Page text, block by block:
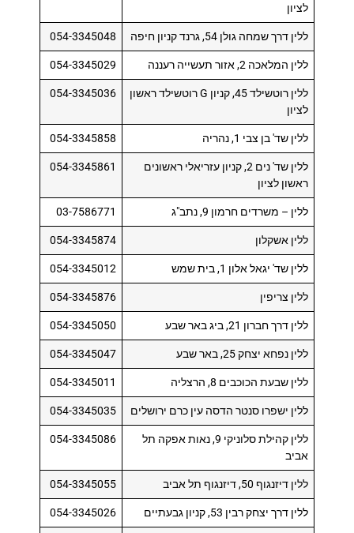
לציון
ללין דרך שמחה גולן 54, גרנד קניון חיפה 054-3345048
ללין המלאכה 2, אזור תעשייה רעננה 054-3345029
ללין רוטשילד 45, קניון G רוטשילד ראשון
לציון
054-3345036
ללין שד' בן צבי 1, נהריה 054-3345858
ללין שד' נים 2, קניון עזריאלי ראשונים
ראשון לציון
054-3345861
ללין – משרדים חרמון 9, נתב"ג 03-7586771
ללין אשקלון 054-3345874
ללין שד' יגאל אלון 1, בית שמש 054-3345012
ללין צריפין 054-3345876
ללין דרך חברון 21, ביג באר שבע 054-3345050
ללין נפחא יצחק 25, באר שבע 054-3345047
ללין שבעת הכוכבים 8, הרצליה 054-3345011
ללין ישפרו סנטר הדסה עין כרם ירושלים 054-3345035
ללין קהילת סלוניקי 9, נאות אפקה תל
אביב
054-3345086
ללין דיזנגוף 50, דיזנגוף תל אביב 054-3345055
ללין דרך יצחק רבין 53, קניון גבעתיים 054-3345026